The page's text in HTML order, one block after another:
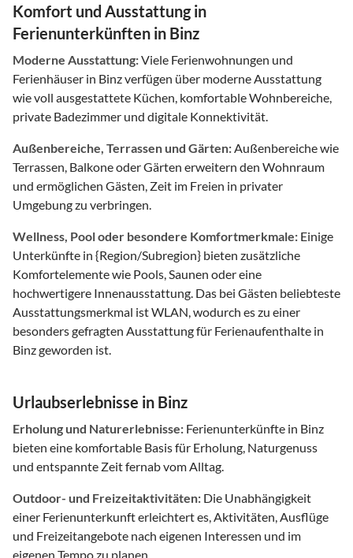
Komfort und Ausstattung in
Ferienunterkünften in Binz
Moderne Ausstattung:Viele Ferienwohnungen und
Ferienhäuser in Binz verfügen über moderne Ausstattung
wie voll ausgestattete Küchen, komfortable Wohnbereiche,
private Badezimmer und digitale Konnektivität.
Außenbereiche, Terrassen und Gärten: Außenbereiche wie
Terrassen, Balkone oder Gärten erweitern den Wohnraum
und ermöglichen Gästen, Zeit im Freien in privater
Umgebung zu verbringen.
Wellness, Pool oder besondere Komfortmerkmale: Einige
Unterkünfte in {Region/Subregion} bieten zusätzliche
Komfortelemente wie Pools, Saunen oder eine
hochwertigere Innenausstattung. Das bei Gästen beliebteste
Ausstattungsmerkmal ist WLAN, wodurch es zu einer
besonders gefragten Ausstattung für Ferienaufenthalte in
Binz geworden ist.
Urlaubserlebnisse in Binz
Erholung und Naturerlebnisse: Ferienunterkünfte in Binz
bieten eine komfortable Basis für Erholung, Naturgenuss
und entspannte Zeit fernab vom Alltag.
Outdoor- und Freizeitaktivitäten: Die Unabhängigkeit
einer Ferienunterkunft erleichtert es, Aktivitäten, Ausflüge
und Freizeitangebote nach eigenen Interessen und im
eigenen Tempo zu planen.